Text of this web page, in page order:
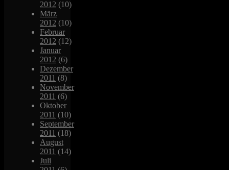
2012 (10)
März
2012 (10)
Februar
2012 (12)
Januar
2012 (6)
Dezember
2011 (8)
November
2011 (6)
Oktober
2011 (10)
September
2011 (18)
August
2011 (14)
Juli